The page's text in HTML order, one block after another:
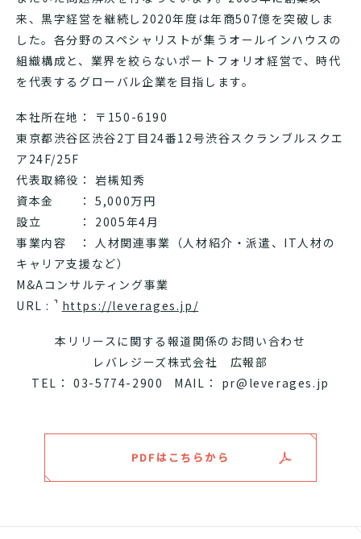
来、黒字経営を継続し2020年度は年商507億を突破しま
した。各分野のスペシャリストが集うオールインハウスの
組織構成と、業界を絞らないポートフォリオ経営で、時代
を代表するグローバル企業を目指します。
本社所在地： 〒150-6190
東京都渋谷区渋谷2丁目24番12号渋谷スクランブルスクエ
ア24F/25F
代表取締役： 岩槻知秀
資本金 ： 5,000万円
設立 ： 2005年4月
事業内容 ： 人材関連事業（人材紹介・派遣、IT人材の
キャリア支援など）
M&Aコンサルティング事業
URL :
https://leverages.jp/
本リリースに関する報道関係のお問い合わせ
レバレジーズ株式会社 広報部
TEL： 03-5774-2900 MAIL： pr@leverages.jp
PDFはこちらから